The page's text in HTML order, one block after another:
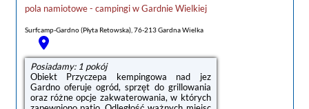
pola namiotowe - campingiwGardnie Wielkiej
Surfcamp-Gardno (Płyta Retowska), 76-213 Gardna Wielka
Posiadamy: 1 pokój
Obiekt Przyczepa kempingowa nad jez
Gardno oferuje ogród, sprzęt do grillowania
oraz różne opcje zakwaterowania, w których